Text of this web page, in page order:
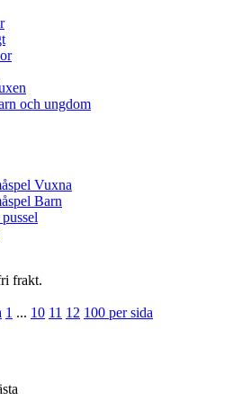
och ungdom
Vuxna
Barn
frakt.
1 ... 10 11 12 100 per sida